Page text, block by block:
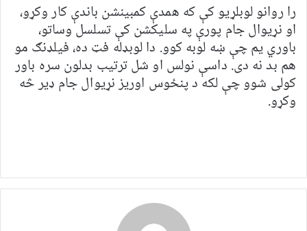
را روانو لوبلړیو کې که همدې کمبینشن باندې کار وکړو،
او نړیوال جام پورې په سلیکشن کې تسلسل وساتو،
باوري یم چې ښه لوبه کوو. دا لوبډله فټ ده، فیلډنګ مو
هم بد نه دی. داسې نولس او شل ترتیب بدلون سره باور
کولی شوو چې لکه د پنځوس اوریز نړیوال جام ډیر څه
وکړو.